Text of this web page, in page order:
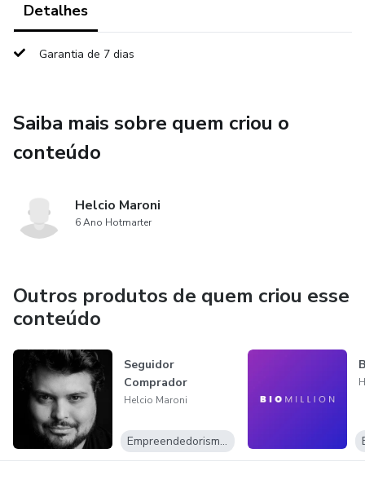
Detalhes
Garantia de 7 dias
Saiba mais sobre quem criou o
conteúdo
Helcio Maroni
6 Ano Hotmarter
Outros produtos de quem criou esse
conteúdo
Seguidor
Comprador
Helcio Maroni
Empreendedorismo Digital